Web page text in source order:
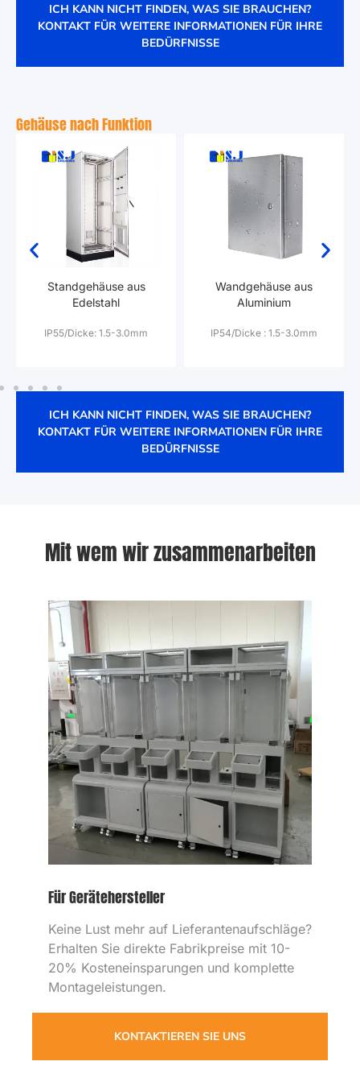
ICH KANN NICHT FINDEN, WAS SIE BRAUCHEN?
KONTAKT FÜR WEITERE INFORMATIONEN FÜR IHRE
BEDÜRFNISSE
Gehäuse nach Funktion
Standgehäuse aus
Edelstahl
IP55/Dicke: 1.5-3.0mm
Wandgehäuse aus
Aluminium
IP54/Dicke : 1.5-3.0mm
ICH KANN NICHT FINDEN, WAS SIE BRAUCHEN?
KONTAKT FÜR WEITERE INFORMATIONEN FÜR IHRE
BEDÜRFNISSE
Mit wem wir zusammenarbeiten
Für Gerätehersteller
Keine Lust mehr auf Lieferantenaufschläge?
Erhalten Sie direkte Fabrikpreise mit 10-
20% Kosteneinsparungen und komplette
Montageleistungen.
KONTAKTIEREN SIE UNS